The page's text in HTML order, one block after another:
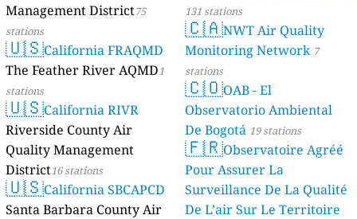
Management District75
stations
🇺🇸California FRAQMD
The Feather River AQMD1
stations
🇺🇸California RIVR
Riverside County Air
Quality Management
District16 stations
🇺🇸California SBCAPCD
Santa Barbara County Air
131 stations
🇨🇦NWT Air Quality
Monitoring Network 7
stations
🇨🇴OAB - El
Observatorio Ambiental
De Bogotá 19 stations
🇫🇷Observatoire Agréé
Pour Assurer La
Surveillance De La Qualité
De L’air Sur Le Territoire